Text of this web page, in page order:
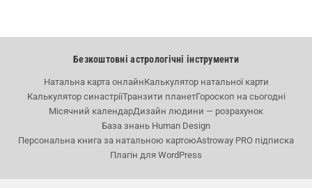
Безкоштовні астрологічні інструменти
Натальна карта онлайнКалькулятор натальної карти
Калькулятор синастріїТранзити планетГороскоп на сьогодні
Місячний календарДизайн людини — розрахунок
База знань Human Design
Персональна книга за натальною картоюAstroway PRO підписка
Плагін для WordPress